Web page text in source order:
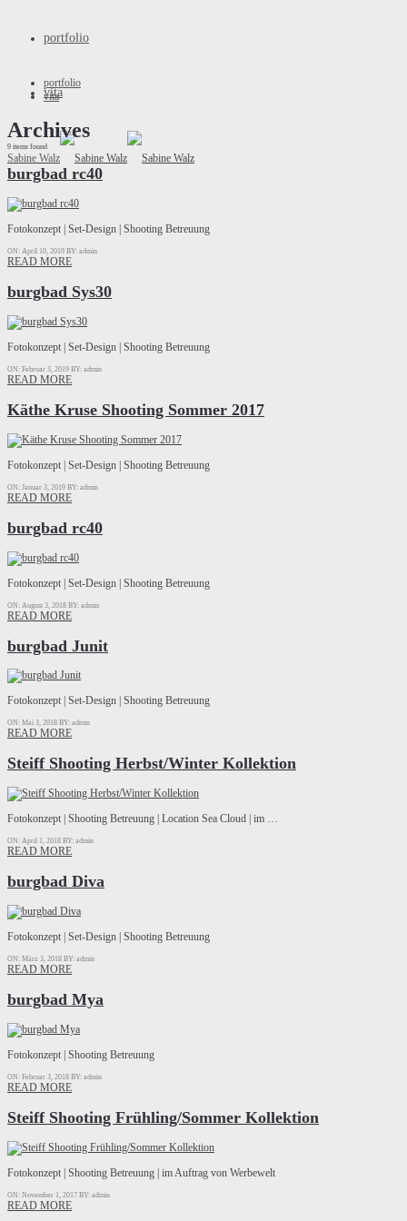
portfolio
vita
Sabine Walz
portfolio
vita
Archives
9 items found
burgbad rc40
Fotokonzept | Set-Design | Shooting Betreuung
ON: April 10, 2019 BY: admin
READ MORE
burgbad Sys30
Fotokonzept | Set-Design | Shooting Betreuung
ON: Februar 3, 2019 BY: admin
READ MORE
Käthe Kruse Shooting Sommer 2017
Fotokonzept | Set-Design | Shooting Betreuung
ON: Januar 3, 2019 BY: admin
READ MORE
burgbad rc40
Fotokonzept | Set-Design | Shooting Betreuung
ON: August 3, 2018 BY: admin
READ MORE
burgbad Junit
Fotokonzept | Set-Design | Shooting Betreuung
ON: Mai 3, 2018 BY: admin
READ MORE
Steiff Shooting Herbst/Winter Kollektion
Fotokonzept | Shooting Betreuung | Location Sea Cloud | im …
ON: April 1, 2018 BY: admin
READ MORE
burgbad Diva
Fotokonzept | Set-Design | Shooting Betreuung
ON: März 3, 2018 BY: admin
READ MORE
burgbad Mya
Fotokonzept | Shooting Betreuung
ON: Februar 3, 2018 BY: admin
READ MORE
Steiff Shooting Frühling/Sommer Kollektion
Fotokonzept | Shooting Betreuung | im Auftrag von Werbewelt
ON: November 1, 2017 BY: admin
READ MORE